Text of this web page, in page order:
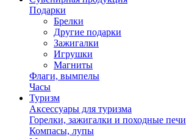
Подарки
Брелки
Другие подарки
Зажигалки
Игрушки
Магниты
Флаги, вымпелы
Часы
Туризм
Аксессуары для туризма
Горелки, зажигалки и походные печи
Компасы, лупы